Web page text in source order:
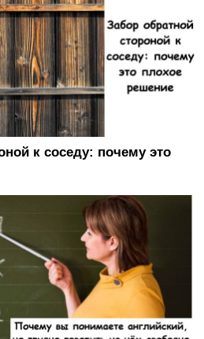
к соседу: почему это